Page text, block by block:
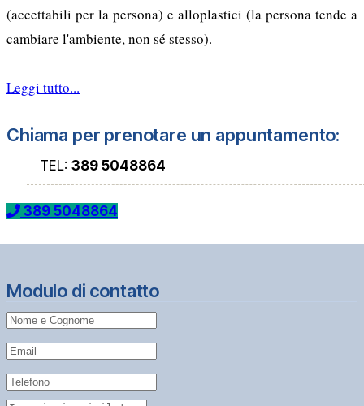
(accettabili per la persona) e alloplastici (la persona tende a
cambiare l'ambiente, non sé stesso).
Leggi tutto...
Chiama per prenotare un appuntamento:
TEL: 389 5048864
389 5048864
Modulo di contatto